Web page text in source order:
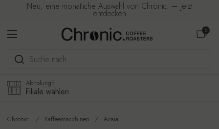
Zum Inhalt springen
Neu, eine monatliche Auswahl von Chronic. — jetzt
entdecken
Menü öffnen
Warenkorb
0
Abholung?
Filiale wählen
Chronic. / Kaffeemaschinen / Acaia